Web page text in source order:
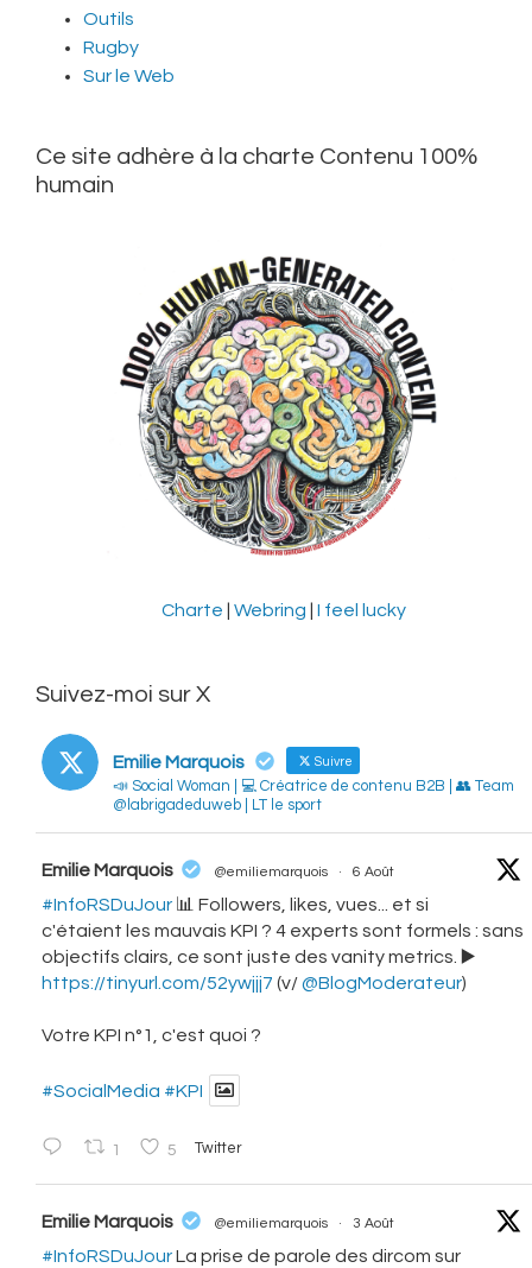
Outils
Rugby
Sur le Web
Ce site adhère à la charte Contenu 100%
humain
Charte Webring I feel lucky
Suivez-moi sur X
Emilie Marquois Suivre
📣 Social Woman | 💻 Créatrice de contenu B2B | 👥 Team
@labrigadeduweb | LT le sport
Emilie Marquois @emiliemarquois · 6 Août
#InfoRSDuJour 📊 Followers, likes, vues... et si
c'étaient les mauvais KPI ? 4 experts sont formels : sans
objectifs clairs, ce sont juste des vanity metrics. ▶️
https://tinyurl.com/52ywjjj7 (v/@BlogModerateur)
Votre KPI n°1, c'est quoi ?
#SocialMedia #KPI
1 5 Twitter
Emilie Marquois @emiliemarquois · 3 Août
#InfoRSDuJourLa prise de parole des dircom sur